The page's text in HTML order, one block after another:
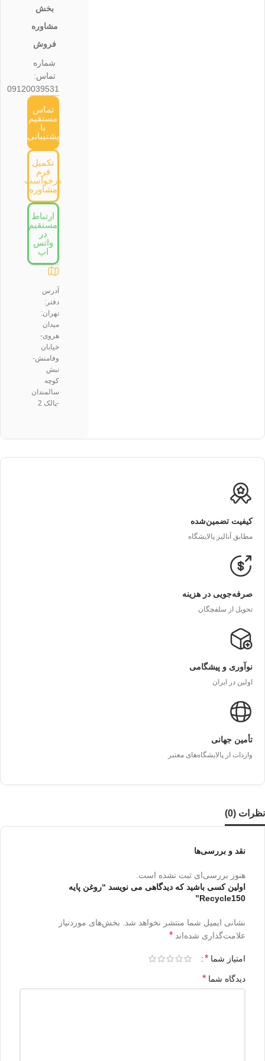
بخش
مشاوره
فروش
شماره
تماس:
09120039531
تماس
مستقیم
با
پشتیبانی
تکمیل
فرم
درخواست
مشاوره
ارتباط
مستقیم
در
واتس
اپ
آدرس
دفتر:
تهران:
میدان
هروی-
خیابان
وفامنش-
نبش
کوچه
سالمندان
-پالک 2
کیفیت تضمین‌شده
مطابق آنالیز پالایشگاه
صرفه‌جویی در هزینه
تحویل از سلفچگان
نوآوری و پیشگامی
اولین در ایران
تأمین جهانی
واردات از پالایشگاه‌های معتبر
نظرات (0)
نقد و بررسی‌ها
هنوز بررسی‌ای ثبت نشده است.
اولین کسی باشید که دیدگاهی می نویسد “روغن پایه
Recycle150”
نشانی ایمیل شما منتشر نخواهد شد.
بخش‌های موردنیاز
علامت‌گذاری شده‌اند *
امتیاز شما *
دیدگاه شما *